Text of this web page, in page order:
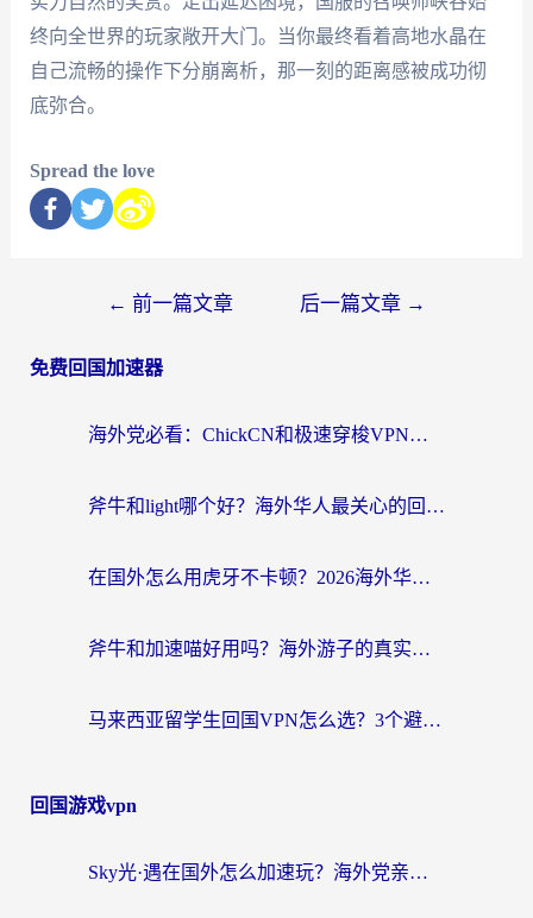
终向全世界的玩家敞开大门。当你最终看着高地水晶在
自己流畅的操作下分崩离析，那一刻的距离感被成功彻
底弥合。
Spread the love
← 前一篇文章 后一篇文章 →
免费回国加速器
海外党必看：ChickCN和极速穿梭VPN好用吗？3招教你选对回国加速器无缝刷国内资源
斧牛和light哪个好？海外华人最关心的回国加速器选择难题，一篇讲透
在国外怎么用虎牙不卡顿？2026海外华人亲测有效的回国加速器选择指南
斧牛和加速喵好用吗？海外游子的真实选择困境
马来西亚留学生回国VPN怎么选？3个避坑点+1款实测好用的加速器推荐
回国游戏vpn
Sky光·遇在国外怎么加速玩？海外党亲测有效的国服游戏加速指南